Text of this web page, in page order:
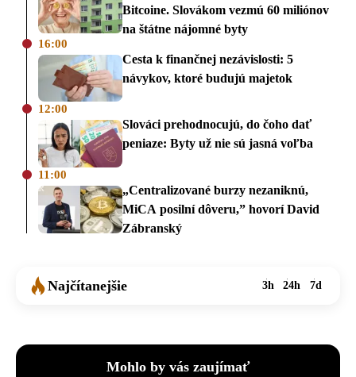
Bitcoine. Slovákom vezmú 60 miliónov
na štátne nájomné byty
16:00
Cesta k finančnej nezávislosti: 5
návykov, ktoré budujú majetok
12:00
Slováci prehodnocujú, do čoho dať
peniaze: Byty už nie sú jasná voľba
11:00
„Centralizované burzy nezaniknú,
MiCA posilní dôveru,” hovorí David
Zábranský
Najčítanejšie 3h 24h 7d
Mohlo by vás zaujímať